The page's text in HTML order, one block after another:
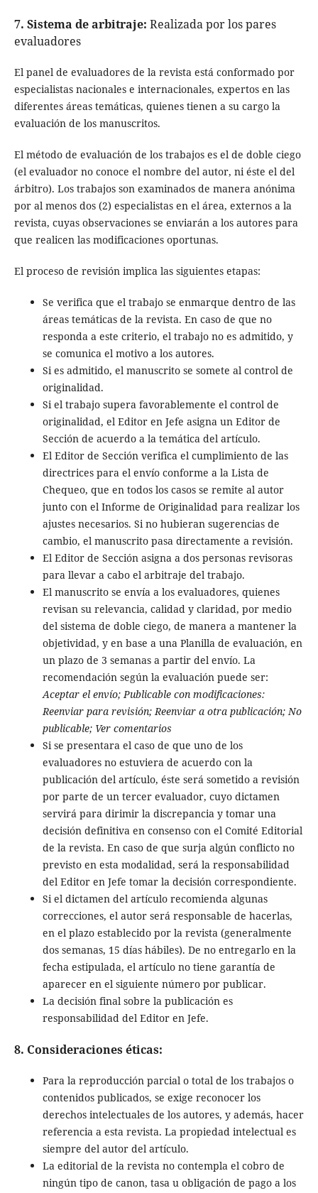
7. Sistema de arbitraje: Realizada por los pares
evaluadores
El panel de evaluadores de la revista está conformado por
especialistas nacionales e internacionales, expertos en las
diferentes áreas temáticas, quienes tienen a su cargo la
evaluación de los manuscritos.
El método de evaluación de los trabajos es el de doble ciego
(el evaluador no conoce el nombre del autor, ni éste el del
árbitro). Los trabajos son examinados de manera anónima
por al menos dos (2) especialistas en el área, externos a la
revista, cuyas observaciones se enviarán a los autores para
que realicen las modificaciones oportunas.
El proceso de revisión implica las siguientes etapas:
Se verifica que el trabajo se enmarque dentro de las
áreas temáticas de la revista. En caso de que no
responda a este criterio, el trabajo no es admitido, y
se comunica el motivo a los autores.
Si es admitido, el manuscrito se somete al control de
originalidad.
Si el trabajo supera favorablemente el control de
originalidad, el Editor en Jefe asigna un Editor de
Sección de acuerdo a la temática del artículo.
El Editor de Sección verifica el cumplimiento de las
directrices para el envío conforme a la Lista de
Chequeo, que en todos los casos se remite al autor
junto con el Informe de Originalidad para realizar los
ajustes necesarios. Si no hubieran sugerencias de
cambio, el manuscrito pasa directamente a revisión.
El Editor de Sección asigna a dos personas revisoras
para llevar a cabo el arbitraje del trabajo.
El manuscrito se envía a los evaluadores, quienes
revisan su relevancia, calidad y claridad, por medio
del sistema de doble ciego, de manera a mantener la
objetividad, y en base a una Planilla de evaluación, en
un plazo de 3 semanas a partir del envío. La
recomendación según la evaluación puede ser:
Aceptar el envío; Publicable con modificaciones:
Reenviar para revisión; Reenviar a otra publicación; No
publicable; Ver comentarios
Si se presentara el caso de que uno de los
evaluadores no estuviera de acuerdo con la
publicación del artículo, éste será sometido a revisión
por parte de un tercer evaluador, cuyo dictamen
servirá para dirimir la discrepancia y tomar una
decisión definitiva en consenso con el Comité Editorial
de la revista. En caso de que surja algún conflicto no
previsto en esta modalidad, será la responsabilidad
del Editor en Jefe tomar la decisión correspondiente.
Si el dictamen del artículo recomienda algunas
correcciones, el autor será responsable de hacerlas,
en el plazo establecido por la revista (generalmente
dos semanas, 15 días hábiles). De no entregarlo en la
fecha estipulada, el artículo no tiene garantía de
aparecer en el siguiente número por publicar.
La decisión final sobre la publicación es
responsabilidad del Editor en Jefe.
8. Consideraciones éticas:
Para la reproducción parcial o total de los trabajos o
contenidos publicados, se exige reconocer los
derechos intelectuales de los autores, y además, hacer
referencia a esta revista. La propiedad intelectual es
siempre del autor del artículo.
La editorial de la revista no contempla el cobro de
ningún tipo de canon, tasa u obligación de pago a los